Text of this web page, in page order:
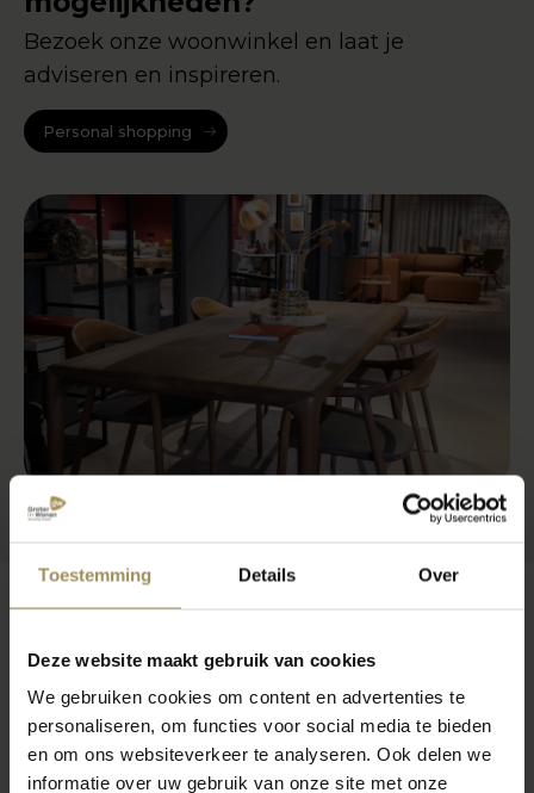
Toestemming Details Over
Deze website maakt gebruik van cookies
We gebruiken cookies om content en advertenties te
personaliseren, om functies voor social media te bieden
en om ons websiteverkeer te analyseren. Ook delen we
informatie over uw gebruik van onze site met onze
Bezoek onze woonwinkel en laat je
adviseren en inspireren.
Personal shopping
Veelgestelde vragen
Wat is het beste materiaal voor een
vloerkleed?